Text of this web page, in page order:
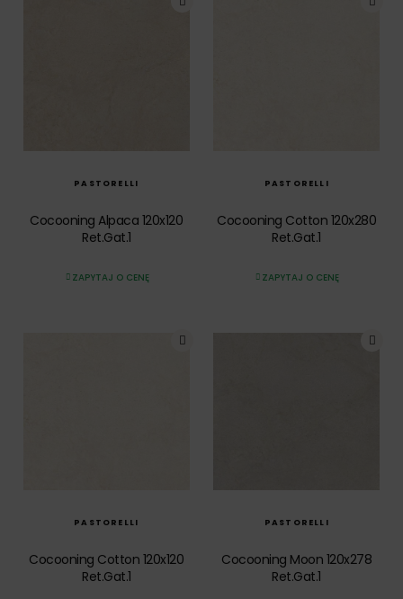
PASTORELLI
Cocooning Alpaca 120x120
Ret.Gat.1
ZAPYTAJ O CENĘ
SZYBKI PODGLĄD
PASTORELLI
Cocooning Cotton 120x280
Ret.Gat.1
ZAPYTAJ O CENĘ
PASTORELLI
Cocooning Cotton 120x120
Ret.Gat.1
PASTORELLI
Cocooning Moon 120x278
Ret.Gat.1
SZYBKI PODGLĄD